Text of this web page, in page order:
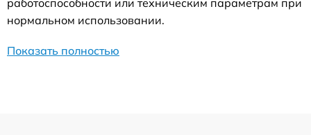
работоспособности или техническим параметрам при
нормальном использовании.
Показать полностью